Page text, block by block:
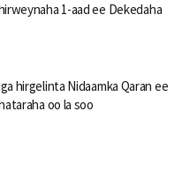
1-aad ee Dekedaha
hirgelinta Nidaamka Qaran ee
oo la soo